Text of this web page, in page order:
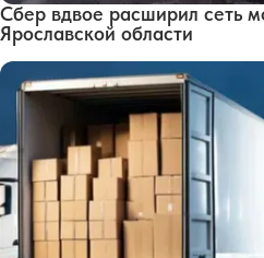
Сбер вдвое расширил сеть
Ярославской области